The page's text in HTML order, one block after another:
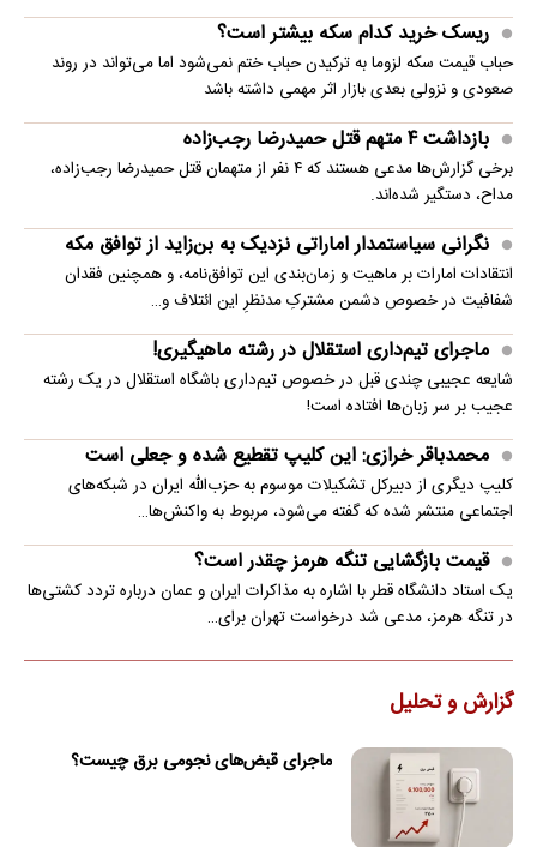
ریسک خرید کدام سکه بیشتر است؟
حباب قیمت سکه لزوما به ترکیدن حباب ختم نمی‌شود اما می‌تواند در روند
صعودی و نزولی بعدی بازار اثر مهمی داشته باشد
بازداشت ۴ متهم قتل حمیدرضا رجب‌زاده
برخی گزارش‌ها مدعی هستند که ۴ نفر از متهمان قتل حمیدرضا رجب‌زاده،
مداح، دستگیر شده‌اند.
نگرانی سیاستمدار اماراتی نزدیک به بن‌زاید از توافق مکه
انتقادات امارات بر ماهیت و زمان‌بندی این توافق‌نامه، و همچنین فقدان
شفافیت در خصوص دشمن مشترکِ مدنظرِ این ائتلاف و…
ماجرای تیم‌داری استقلال در رشته ماهیگیری!
شایعه عجیبی چندی قبل در خصوص تیم‌داری باشگاه استقلال در یک رشته
عجیب بر سر زبان‌ها افتاده است!
محمدباقر خرازی: این کلیپ تقطیع شده و جعلی است
کلیپ دیگری از دبیرکل تشکیلات موسوم به حزب‌الله ایران در شبکه‌های
اجتماعی منتشر شده که گفته می‌شود، مربوط به واکنش‌ها…
قیمت بازگشایی تنگه هرمز چقدر است؟
یک استاد دانشگاه قطر با اشاره به مذاکرات ایران و عمان درباره تردد کشتی‌ها
در تنگه هرمز، مدعی شد درخواست تهران برای…
گزارش و تحلیل
ماجرای قبض‌های نجومی برق چیست؟